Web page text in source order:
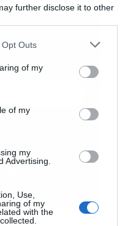
further disclose it to other
Outs
of my
of my
my
Advertising.
Use,
of my
with the
Αθηνών
έργο net